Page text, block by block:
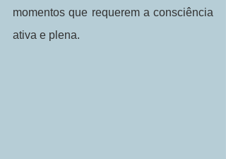
momentos que requerem a consciência
ativa e plena.